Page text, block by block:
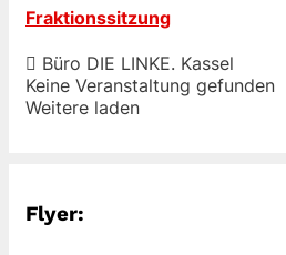
Fraktionssitzung
Büro DIE LINKE. Kassel
Keine Veranstaltung gefunden
Weitere laden
Flyer: